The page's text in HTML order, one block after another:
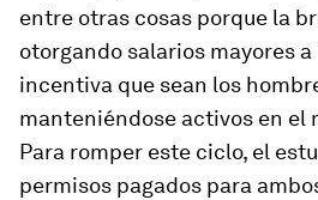
entre otras cosas porque la
otorgando salarios mayores
incentiva que sean los
manteniéndose activos en el
Para romper este ciclo, el
permisos pagados para